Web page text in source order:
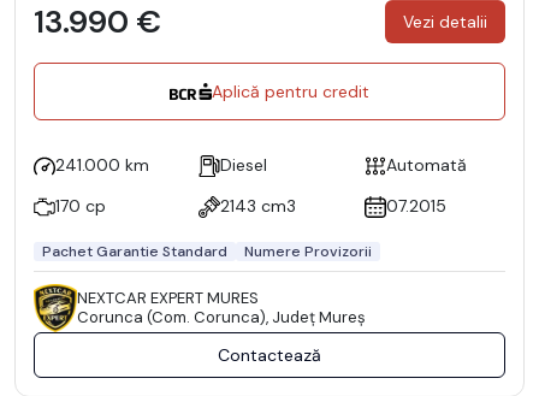
13.990 € Vezi detalii
Aplică pentru credit
241.000 km Diesel
Automată
170 cp
2143 cm3 07.2015
Pachet Garantie Standard Numere Provizorii
NEXTCAR EXPERT MURES
Corunca (Com. Corunca), Județ Mureş
Contactează